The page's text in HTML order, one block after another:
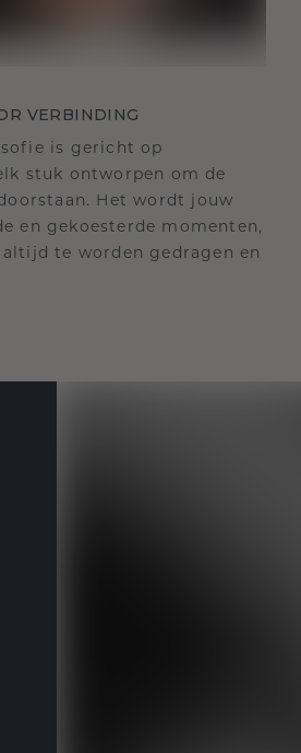
VERBINDING
is gericht op
stuk ontworpen om de
Het wordt jouw
en gekoesterde momenten,
te worden gedragen en